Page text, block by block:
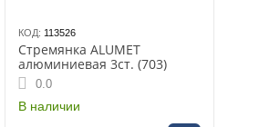
КОД: 113526
Стремянка ALUMET
алюминиевая 3ст. (703)
0.0
В наличии